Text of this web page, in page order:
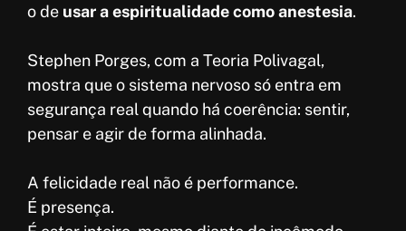
o de usar a espiritualidade como anestesia.
Stephen Porges, com a Teoria Polivagal,
mostra que o sistema nervoso só entra em
segurança real quando há coerência: sentir,
pensar e agir de forma alinhada.
A felicidade real não é performance.
É presença.